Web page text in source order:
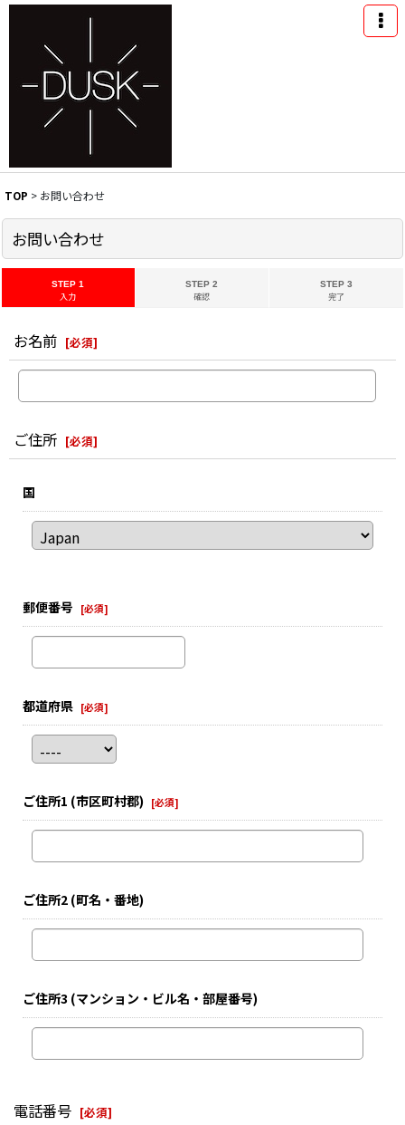
TOP > お問い合わせ
お問い合わせ
STEP 1
入力
STEP 2
確認
STEP 3
完了
お名前 [必須]
ご住所 [必須]
国
郵便番号 [必須]
都道府県 [必須]
ご住所1 (市区町村郡) [必須]
ご住所2 (町名・番地)
ご住所3 (マンション・ビル名・部屋番号)
電話番号 [必須]